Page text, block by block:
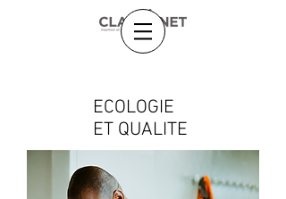
ECOLOGIE
ET QUALITE